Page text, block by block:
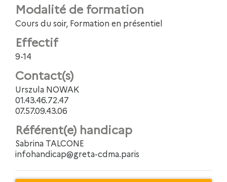
Modalité de formation
Cours du soir, Formation en présentiel
Effectif
9-14
Contact(s)
Urszula NOWAK
01.43.46.72.47
07.57.09.43.06
Référent(e) handicap
Sabrina TALCONE
infohandicap@greta-cdma.paris